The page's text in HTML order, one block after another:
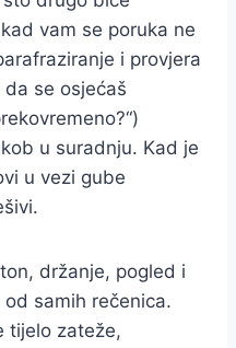
vam se poruka ne
i provjera
da se osjećaš
u suradnju. Kad je
u vezi gube
držanje, pogled i
samih rečenica.
tijelo zateže,